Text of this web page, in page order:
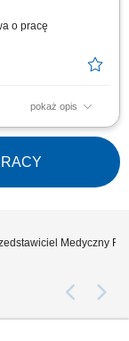
o pracę
pokaż opis
firmy w
relacji
organizacji
naukowych.
Medyczny